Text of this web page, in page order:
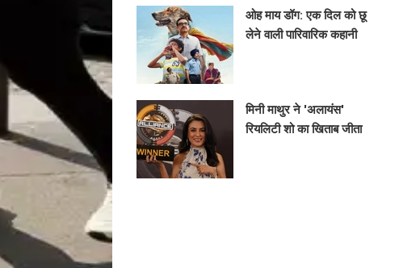
ओह माय डॉग: एक दिल को छू
लेने वाली पारिवारिक कहानी
मिनी माथुर ने 'अलायंस'
रियलिटी शो का खिताब जीता